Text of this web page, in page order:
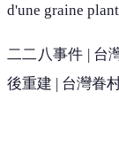
d'une graine
二二八事件 | 台
後重建 | 台灣眷